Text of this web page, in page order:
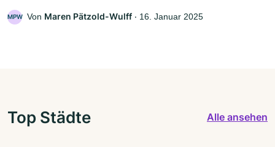
MPW Von Maren Pätzold-Wulff ‧ 16. Januar 2025
Top Städte Alle ansehen